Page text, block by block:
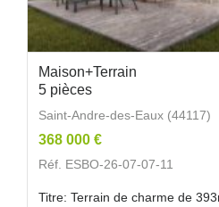
Maison+Terrain
5 pièces
Saint-Andre-des-Eaux (44117)
368 000 €
Réf. ESBO-26-07-07-11
Titre: Terrain de charme de